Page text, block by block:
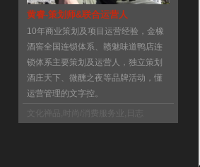
黄睿-策划师&联合运营人
10年商业策划及项目运营经验，金橡
酒窖全国连锁体系、赣魅味道鸭店连
锁体系主要策划及运营人，独立策划
酒庄天下、微醺之夜等品牌活动，懂
运营管理的文字控。